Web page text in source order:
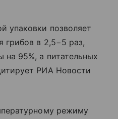
упаковки позволяет
грибов в 2,5−5 раз,
95%, а питательных
РИА Новости
режиму